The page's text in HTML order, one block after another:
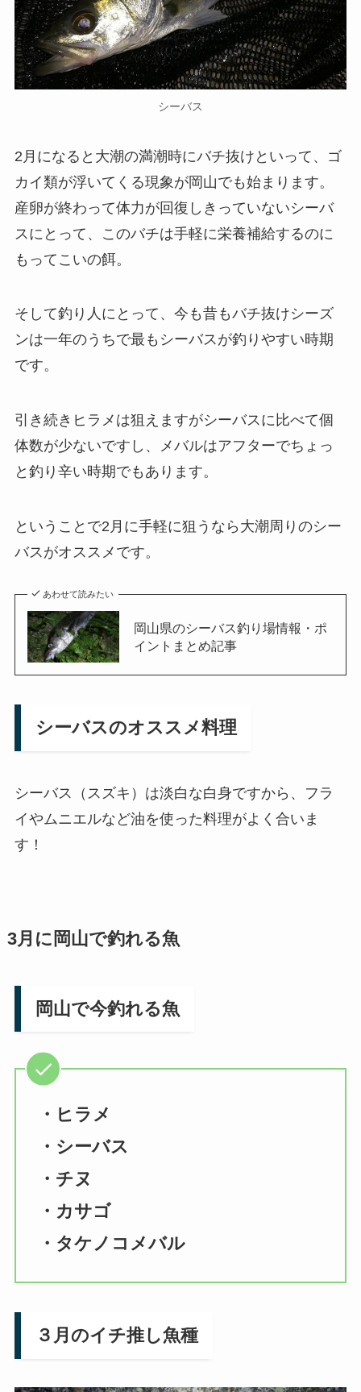
シーバス
2月になると大潮の満潮時にバチ抜けといって、ゴ
カイ類が浮いてくる現象が岡山でも始まります。
産卵が終わって体力が回復しきっていないシーバ
スにとって、このバチは手軽に栄養補給するのに
もってこいの餌。
そして釣り人にとって、今も昔もバチ抜けシーズ
ンは一年のうちで最もシーバスが釣りやすい時期
です。
引き続きヒラメは狙えますがシーバスに比べて個
体数が少ないですし、メバルはアフターでちょっ
と釣り辛い時期でもあります。
ということで2月に手軽に狙うなら大潮周りのシー
バスがオススメです。
あわせて読みたい
岡山県のシーバス釣り場情報・ポ
イントまとめ記事
シーバスのオススメ料理
シーバス（スズキ）は淡白な白身ですから、フラ
イやムニエルなど油を使った料理がよく合いま
す！
3月に岡山で釣れる魚
岡山で今釣れる魚
・ヒラメ
・シーバス
・チヌ
・カサゴ
・タケノコメバル
３月のイチ推し魚種